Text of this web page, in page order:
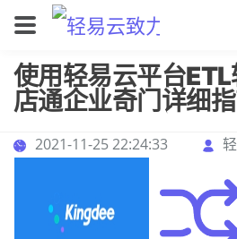
使用轻易云平台
店通企业奇门详细
2021-11-25 22:24:33